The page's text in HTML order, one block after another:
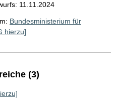
11.11.2024
Bundesministerium für
hierzu]
(3)